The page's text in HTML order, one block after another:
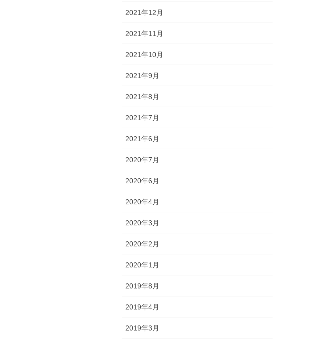
2021年12月
2021年11月
2021年10月
2021年9月
2021年8月
2021年7月
2021年6月
2020年7月
2020年6月
2020年4月
2020年3月
2020年2月
2020年1月
2019年8月
2019年4月
2019年3月